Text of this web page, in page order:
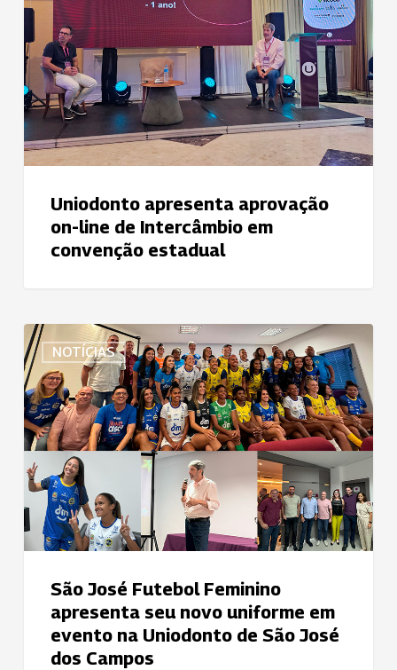
line
Intercâmbio
em
convenção
estadual
Uniodonto apresenta aprovação
on-line de Intercâmbio em
convenção estadual
NOTÍCIAS
São
José
Futebol
Feminino
apresenta
seu
novo
uniforme
em
evento
Uniodonto
José
São José Futebol Feminino
apresenta seu novo uniforme em
evento na Uniodonto de São José
dos Campos